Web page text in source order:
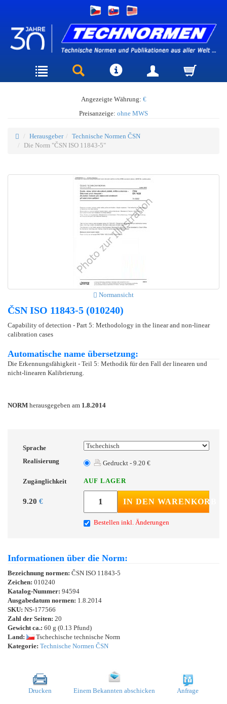
Angezeigte Währung: €
Preisanzeige: ohne MWS
Herausgeber
Technische Normen ČSN
Die Norm "ČSN ISO 11843-5"
Normansicht
ČSN ISO 11843-5 (010240)
Capability of detection - Part 5: Methodology in the linear and non-linear
calibration cases
Automatische name übersetzung:
Die Erkennungsfähigkeit - Teil 5: Methodik für den Fall der linearen und
nicht-linearen Kalibrierung.
NORM herausgegeben am 1.8.2014
Sprache
Realisierung
Gedruckt - 9.20 €
Zugänglichkeit AUF LAGER
9.20 € IN DEN WARENKORB
Bestellen inkl. Änderungen
Informationen über die Norm:
Bezeichnung normen: ČSN ISO 11843-5
Zeichen: 010240
Katalog-Nummer: 94594
Ausgabedatum normen: 1.8.2014
SKU: NS-177566
Zahl der Seiten: 20
Gewicht ca.: 60 g (0.13 Pfund)
Land:
Tschechische technische Norm
Kategorie: Technische Normen ČSN
Drucken Einem Bekannten abschicken Anfrage